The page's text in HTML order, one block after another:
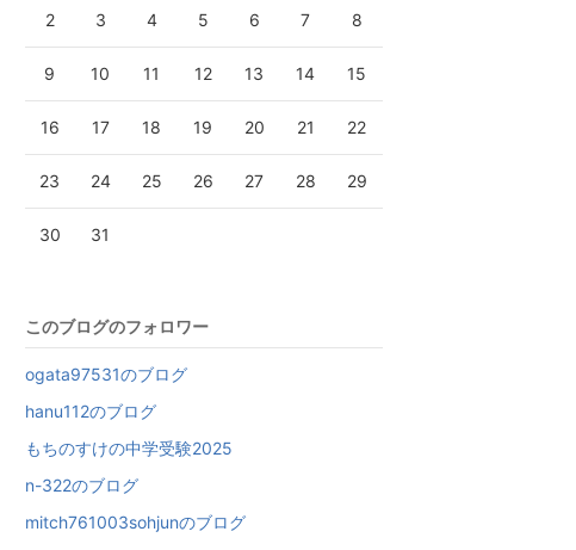
2 3 4 5 6 7 8
9 10 11 12 13 14 15
16 17 18 19 20 21 22
23 24 25 26 27 28 29
30 31
このブログのフォロワー
ogata97531のブログ
hanu112のブログ
もちのすけの中学受験2025
n-322のブログ
mitch761003sohjunのブログ